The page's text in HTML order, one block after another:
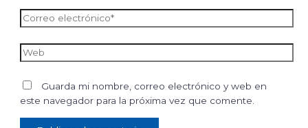
Correo
electrónico*
Web
Guarda mi nombre, correo electrónico y web en
este navegador para la próxima vez que comente.